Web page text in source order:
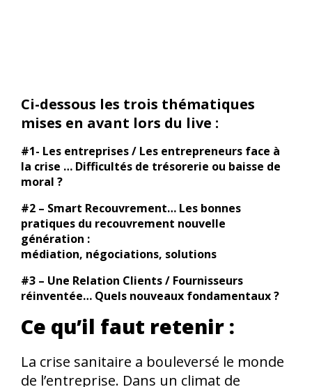
Ci-dessous les trois thématiques
mises en avant lors du live :
#1- Les entreprises / Les entrepreneurs face à
la crise … Difficultés de trésorerie ou baisse de
moral ?
#2 – Smart Recouvrement… Les bonnes
pratiques du recouvrement nouvelle
génération :
médiation, négociations, solutions
#3 – Une Relation Clients / Fournisseurs
réinventée… Quels nouveaux fondamentaux ?
Ce qu’il faut retenir :
La crise sanitaire a bouleversé le monde
de l’entreprise. Dans un climat de